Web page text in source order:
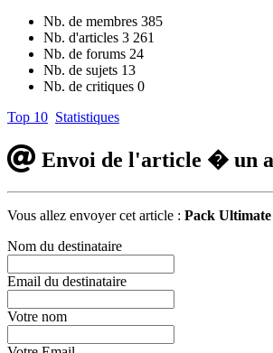
Nb. de membres 385
Nb. d'articles 3 261
Nb. de forums 24
Nb. de sujets 13
Nb. de critiques 0
Top 10 Statistiques
Envoi de l'article � un
Vous allez envoyer cet article : Pack Ultimate
Nom du destinataire
Email du destinataire
Votre nom